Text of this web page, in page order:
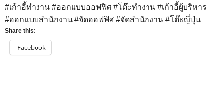
#เก้าอี้ทํางาน #ออกแบบออฟฟิศ #โต๊ะทํางาน #เก้าอี้ผู้บริหาร
#ออกแบบสํานักงาน #จัดออฟฟิศ #จัดสํานักงาน #โต๊ะญี่ปุ่น
Share this:
Facebook